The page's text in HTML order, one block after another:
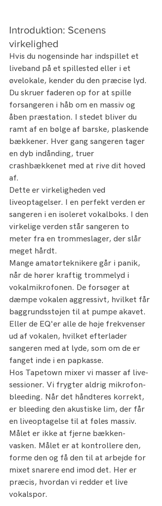
Introduktion: Scenens
virkelighed
Hvis du nogensinde har indspillet et
liveband på et spillested eller i et
øvelokale, kender du den præcise lyd.
Du skruer faderen op for at spille
forsangeren i håb om en massiv og
åben præstation. I stedet bliver du
ramt af en bølge af barske, plaskende
bækkener. Hver gang sangeren tager
en dyb indånding, truer
crashbækkenet med at rive dit hoved
af.
Dette er virkeligheden ved
liveoptagelser. I en perfekt verden er
sangeren i en isoleret vokalboks. I den
virkelige verden står sangeren to
meter fra en trommeslager, der slår
meget hårdt.
Mange amatørteknikere går i panik,
når de hører kraftig trommelyd i
vokalmikrofonen. De forsøger at
dæmpe vokalen aggressivt, hvilket får
baggrundsstøjen til at pumpe akavet.
Eller de EQ'er alle de høje frekvenser
ud af vokalen, hvilket efterlader
sangeren med at lyde, som om de er
fanget inde i en papkasse.
Hos Tapetown mixer vi masser af live-
sessioner. Vi frygter aldrig mikrofon-
bleeding. Når det håndteres korrekt,
er bleeding den akustiske lim, der får
en liveoptagelse til at føles massiv.
Målet er ikke at fjerne bækken-
vasken. Målet er at kontrollere den,
forme den og få den til at arbejde for
mixet snarere end imod det. Her er
præcis, hvordan vi redder et live
vokalspor.